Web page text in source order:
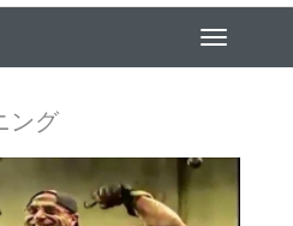
ング